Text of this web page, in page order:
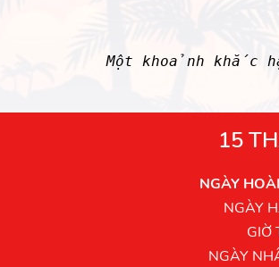
Một khoảnh khắc
15
NGÀY
NGÀY
GIỜ
NGÀY